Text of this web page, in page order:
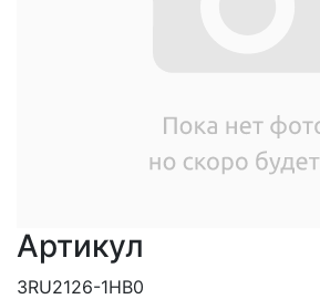
Артикул
3RU2126-1HB0